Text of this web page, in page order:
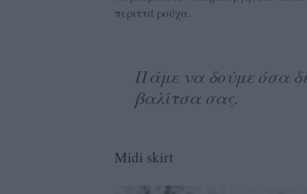
περιττά ρούχα.
Πάμε να δούμε όσα
βαλίτσα σας.
Midi skirt